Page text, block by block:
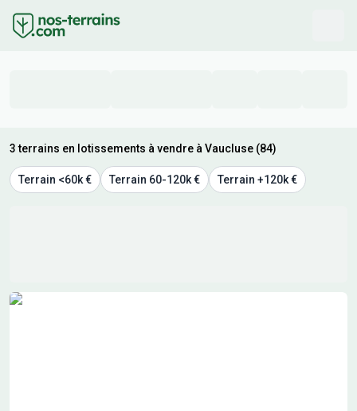
3 terrains en lotissements à vendre à Vaucluse (84)
Terrain <60k € Terrain 60-120k € Terrain +120k €
Résultats de recherche